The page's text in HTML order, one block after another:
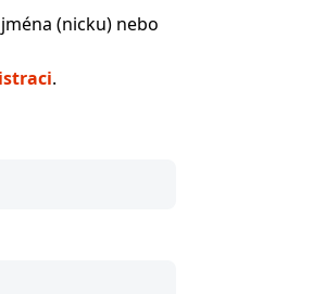
(nicku) nebo
.